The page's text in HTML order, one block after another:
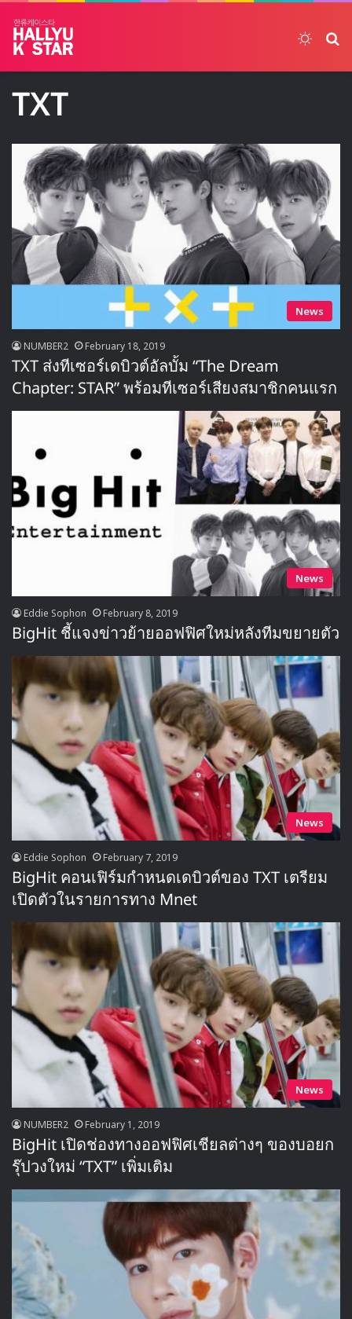
TXT
News
NUMBER2 February 18, 2019
TXT ส่งทีเซอร์เดบิวต์อัลบั้ม “The Dream
Chapter: STAR” พร้อมทีเซอร์เสียงสมาชิกคนแรก
News
Eddie Sophon February 8, 2019
BigHit ชี้แจงข่าวย้ายออฟฟิศใหม่หลังทีมขยายตัว
News
Eddie Sophon February 7, 2019
BigHit คอนเฟิร์มกำหนดเดบิวต์ของ TXT เตรียม
เปิดตัวในรายการทาง Mnet
News
NUMBER2 February 1, 2019
BigHit เปิดช่องทางออฟฟิศเชียลต่างๆ ของบอยก
รุ๊ปวงใหม่ “TXT” เพิ่มเติม